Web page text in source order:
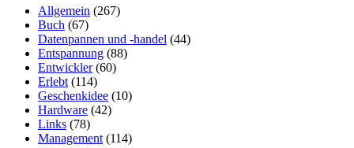
Allgemein (267)
Buch (67)
Datenpannen und -handel (44)
Entspannung (88)
Entwickler(60)
Erlebt (114)
Geschenkidee (10)
Hardware (42)
Links (78)
Management (114)